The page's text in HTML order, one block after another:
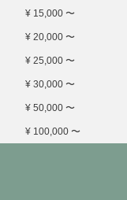
¥ 15,000 〜
¥ 20,000 〜
¥ 25,000 〜
¥ 30,000 〜
¥ 50,000 〜
¥ 100,000 〜